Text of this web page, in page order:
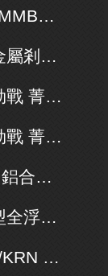
N-23 DRG/MMBCU 競技型全浮動碟233mm - 後碟專用
DRG 菁英金屬剎車油管組/ ABS版
N-23 六代勁戰 菁英固定碟240mm(後碟專用)
N-23 四代勁戰 菁英固定碟220mm(後碟專用)
X-MAX300 鋁合金開閉盤總成
N-23 競技型全浮動碟 KRV 270 mm
N-23 JETS/KRN 菁英固定碟 220mm -後碟專用